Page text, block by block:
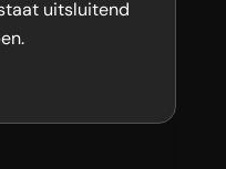
uitsluitend